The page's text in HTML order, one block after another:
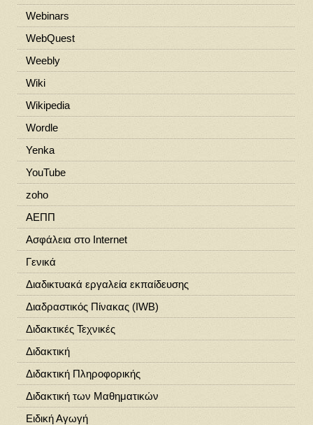
Webinars
WebQuest
Weebly
Wiki
Wikipedia
Wordle
Yenka
YouTube
zoho
ΑΕΠΠ
Ασφάλεια στο Ιnternet
Γενικά
Διαδικτυακά εργαλεία εκπαίδευσης
Διαδραστικός Πίνακας (IWB)
Διδακτικές Τεχνικές
Διδακτική
Διδακτική Πληροφορικής
Διδακτική των Μαθηματικών
Ειδική Αγωγή